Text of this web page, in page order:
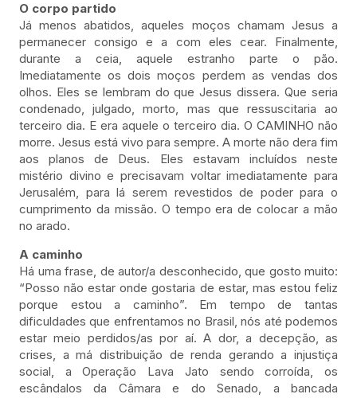
O corpo partido
Já menos abatidos, aqueles moços chamam Jesus a
permanecer consigo e a com eles cear. Finalmente,
durante a ceia, aquele estranho parte o pão.
Imediatamente os dois moços perdem as vendas dos
olhos. Eles se lembram do que Jesus dissera. Que seria
condenado, julgado, morto, mas que ressuscitaria ao
terceiro dia. E era aquele o terceiro dia. O CAMINHO não
morre. Jesus está vivo para sempre. A morte não dera fim
aos planos de Deus. Eles estavam incluídos neste
mistério divino e precisavam voltar imediatamente para
Jerusalém, para lá serem revestidos de poder para o
cumprimento da missão. O tempo era de colocar a mão
no arado.
A caminho
Há uma frase, de autor/a desconhecido, que gosto muito:
“Posso não estar onde gostaria de estar, mas estou feliz
porque estou a caminho”. Em tempo de tantas
dificuldades que enfrentamos no Brasil, nós até podemos
estar meio perdidos/as por aí. A dor, a decepção, as
crises, a má distribuição de renda gerando a injustiça
social, a Operação Lava Jato sendo corroída, os
escândalos da Câmara e do Senado, a bancada